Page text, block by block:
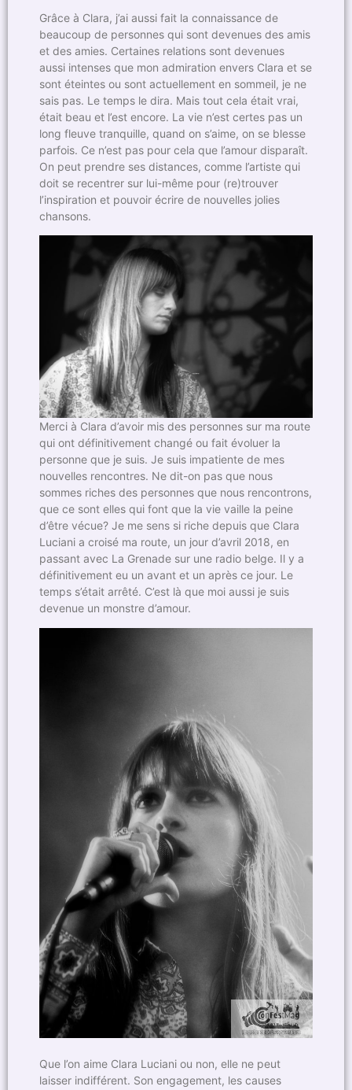
Grâce à Clara, j’ai aussi fait la connaissance de
beaucoup de personnes qui sont devenues des amis
et des amies. Certaines relations sont devenues
aussi intenses que mon admiration envers Clara et se
sont éteintes ou sont actuellement en sommeil, je ne
sais pas. Le temps le dira. Mais tout cela était vrai,
était beau et l’est encore. La vie n’est certes pas un
long fleuve tranquille, quand on s’aime, on se blesse
parfois. Ce n’est pas pour cela que l’amour disparaît.
On peut prendre ses distances, comme l’artiste qui
doit se recentrer sur lui-même pour (re)trouver
l’inspiration et pouvoir écrire de nouvelles jolies
chansons.
Merci à Clara d’avoir mis des personnes sur ma route
qui ont définitivement changé ou fait évoluer la
personne que je suis. Je suis impatiente de mes
nouvelles rencontres. Ne dit-on pas que nous
sommes riches des personnes que nous rencontrons,
que ce sont elles qui font que la vie vaille la peine
d’être vécue? Je me sens si riche depuis que Clara
Luciani a croisé ma route, un jour d’avril 2018, en
passant avec La Grenade sur une radio belge. Il y a
définitivement eu un avant et un après ce jour. Le
temps s’était arrêté. C’est là que moi aussi je suis
devenue un monstre d’amour.
Que l’on aime Clara Luciani ou non, elle ne peut
laisser indifférent. Son engagement, les causes